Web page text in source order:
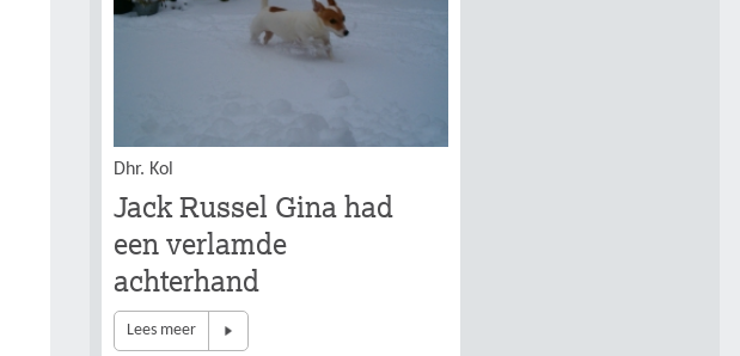
Dhr. Kol
Jack Russel Gina had
een verlamde
achterhand
Lees meer